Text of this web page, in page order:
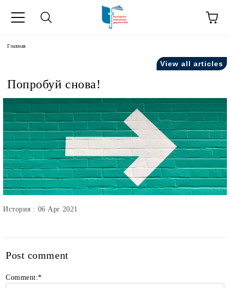
русский как
Главная
View all articles
Попробуй снова!
История : 06 Apr 2021
Post comment
Comment:*